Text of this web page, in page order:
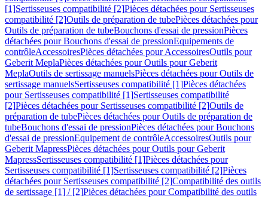
[1]Sertisseuses compatibilité [2]Pièces détachées pour Sertisseuses
compatibilité [2]Outils de préparation de tubePièces détachées pour
Outils de préparation de tubeBouchons d'essai de pressionPièces
détachées pour Bouchons d'essai de pressionEquipements de
contrôleAccessoiresPièces détachées pour AccessoiresOutils pour
Geberit MeplaPièces détachées pour Outils pour Geberit
MeplaOutils de sertissage manuelsPièces détachées pour Outils de
sertissage manuelsSertisseuses compatibilité [1]Pièces détachées
pour Sertisseuses compatibilité [1]Sertisseuses compatibilité
[2]Pièces détachées pour Sertisseuses compatibilité [2]Outils de
préparation de tubePièces détachées pour Outils de préparation de
tubeBouchons d'essai de pressionPièces détachées pour Bouchons
d'essai de pressionEquipement de contrôleAccessoiresOutils pour
Geberit MapressPièces détachées pour Outils pour Geberit
MapressSertisseuses compatibilité [1]Pièces détachées pour
Sertisseuses compatibilité [1]Sertisseuses compatibilité [2]Pièces
détachées pour Sertisseuses compatibilité [2]Compatibilité des outils
de sertissage [1] / [2]Pièces détachées pour Compatibilité des outils